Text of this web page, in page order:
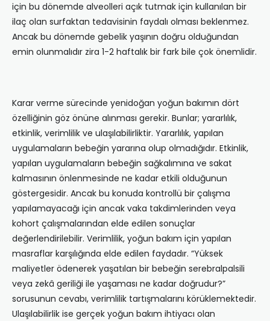
için bu dönemde alveolleri açık tutmak için kullanılan bir
ilaç olan surfaktan tedavisinin faydalı olması beklenmez.
Ancak bu dönemde gebelik yaşının doğru olduğundan
emin olunmalıdır zira 1-2 haftalık bir fark bile çok önemlidir.
Karar verme sürecinde yenidoğan yoğun bakımın dört
özelliğinin göz önüne alınması gerekir. Bunlar; yararlılık,
etkinlik, verimlilik ve ulaşılabilirliktir. Yararlılık, yapılan
uygulamaların bebeğin yararına olup olmadığıdır. Etkinlik,
yapılan uygulamaların bebeğin sağkalımına ve sakat
kalmasının önlenmesinde ne kadar etkili olduğunun
göstergesidir. Ancak bu konuda kontrollü bir çalışma
yapılamayacağı için ancak vaka takdimlerinden veya
kohort çalışmalarından elde edilen sonuçlar
değerlendirilebilir. Verimlilik, yoğun bakım için yapılan
masraflar karşılığında elde edilen faydadır. “Yüksek
maliyetler ödenerek yaşatılan bir bebeğin serebralpalsili
veya zekâ geriliği ile yaşaması ne kadar doğrudur?”
sorusunun cevabı, verimlilik tartışmalarını körüklemektedir.
Ulaşılabilirlik ise gerçek yoğun bakım ihtiyacı olan